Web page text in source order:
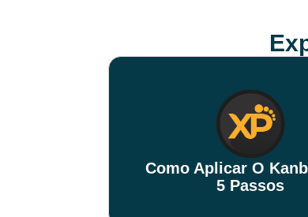
Como Aplicar O
5 Passos